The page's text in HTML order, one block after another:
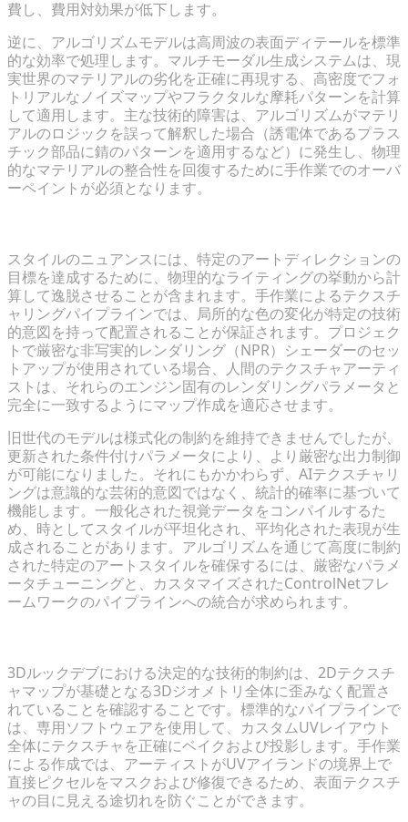
費し、費用対効果が低下します。
逆に、アルゴリズムモデルは高周波の表面ディテールを標準
的な効率で処理します。マルチモーダル生成システムは、現
実世界のマテリアルの劣化を正確に再現する、高密度でフォ
トリアルなノイズマップやフラクタルな摩耗パターンを計算
して適用します。主な技術的障害は、アルゴリズムがマテリ
アルのロジックを誤って解釈した場合（誘電体であるプラス
チック部品に錆のパターンを適用するなど）に発生し、物理
的なマテリアルの整合性を回復するために手作業でのオーバ
ーペイントが必須となります。
スタイルのニュアンスには、特定のアートディレクションの
目標を達成するために、物理的なライティングの挙動から計
算して逸脱させることが含まれます。手作業によるテクスチ
ャリングパイプラインでは、局所的な色の変化が特定の技術
的意図を持って配置されることが保証されます。プロジェク
トで厳密な非写実的レンダリング（NPR）シェーダーのセッ
トアップが使用されている場合、人間のテクスチャアーティ
ストは、それらのエンジン固有のレンダリングパラメータと
完全に一致するようにマップ作成を適応させます。
旧世代のモデルは様式化の制約を維持できませんでしたが、
更新された条件付けパラメータにより、より厳密な出力制御
が可能になりました。それにもかかわらず、AIテクスチャリ
ングは意識的な芸術的意図ではなく、統計的確率に基づいて
機能します。一般化された視覚データをコンパイルするた
め、時としてスタイルが平坦化され、平均化された表現が生
成されることがあります。アルゴリズムを通じて高度に制約
された特定のアートスタイルを確保するには、厳密なパラメ
ータチューニングと、カスタマイズされたControlNetフレ
ームワークのパイプラインへの統合が求められます。
3Dルックデブにおける決定的な技術的制約は、2Dテクスチ
ャマップが基礎となる3Dジオメトリ全体に歪みなく配置さ
れていることを確認することです。標準的なパイプラインで
は、専用ソフトウェアを使用して、カスタムUVレイアウト
全体にテクスチャを正確にベイクおよび投影します。手作業
による作成では、アーティストがUVアイランドの境界上で
直接ピクセルをマスクおよび修復できるため、表面テクスチ
ャの目に見える途切れを防ぐことができます。